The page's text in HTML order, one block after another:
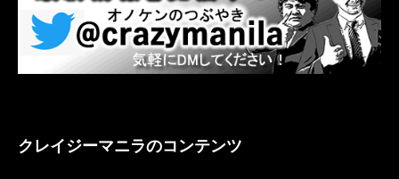
クレイジーマニラのコンテンツ